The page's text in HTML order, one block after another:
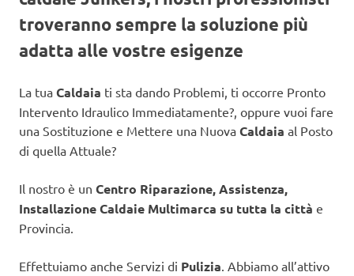
troveranno sempre la soluzione più
adatta alle vostre esigenze
La tua Caldaia ti sta dando Problemi, ti occorre Pronto
Intervento Idraulico Immediatamente?, oppure vuoi fare
una Sostituzione e Mettere una Nuova Caldaia al Posto
di quella Attuale?
Il nostro è un Centro Riparazione, Assistenza,
Installazione Caldaie Multimarca su tutta la città e
Provincia.
Effettuiamo anche Servizi di Pulizia . Abbiamo all’attivo